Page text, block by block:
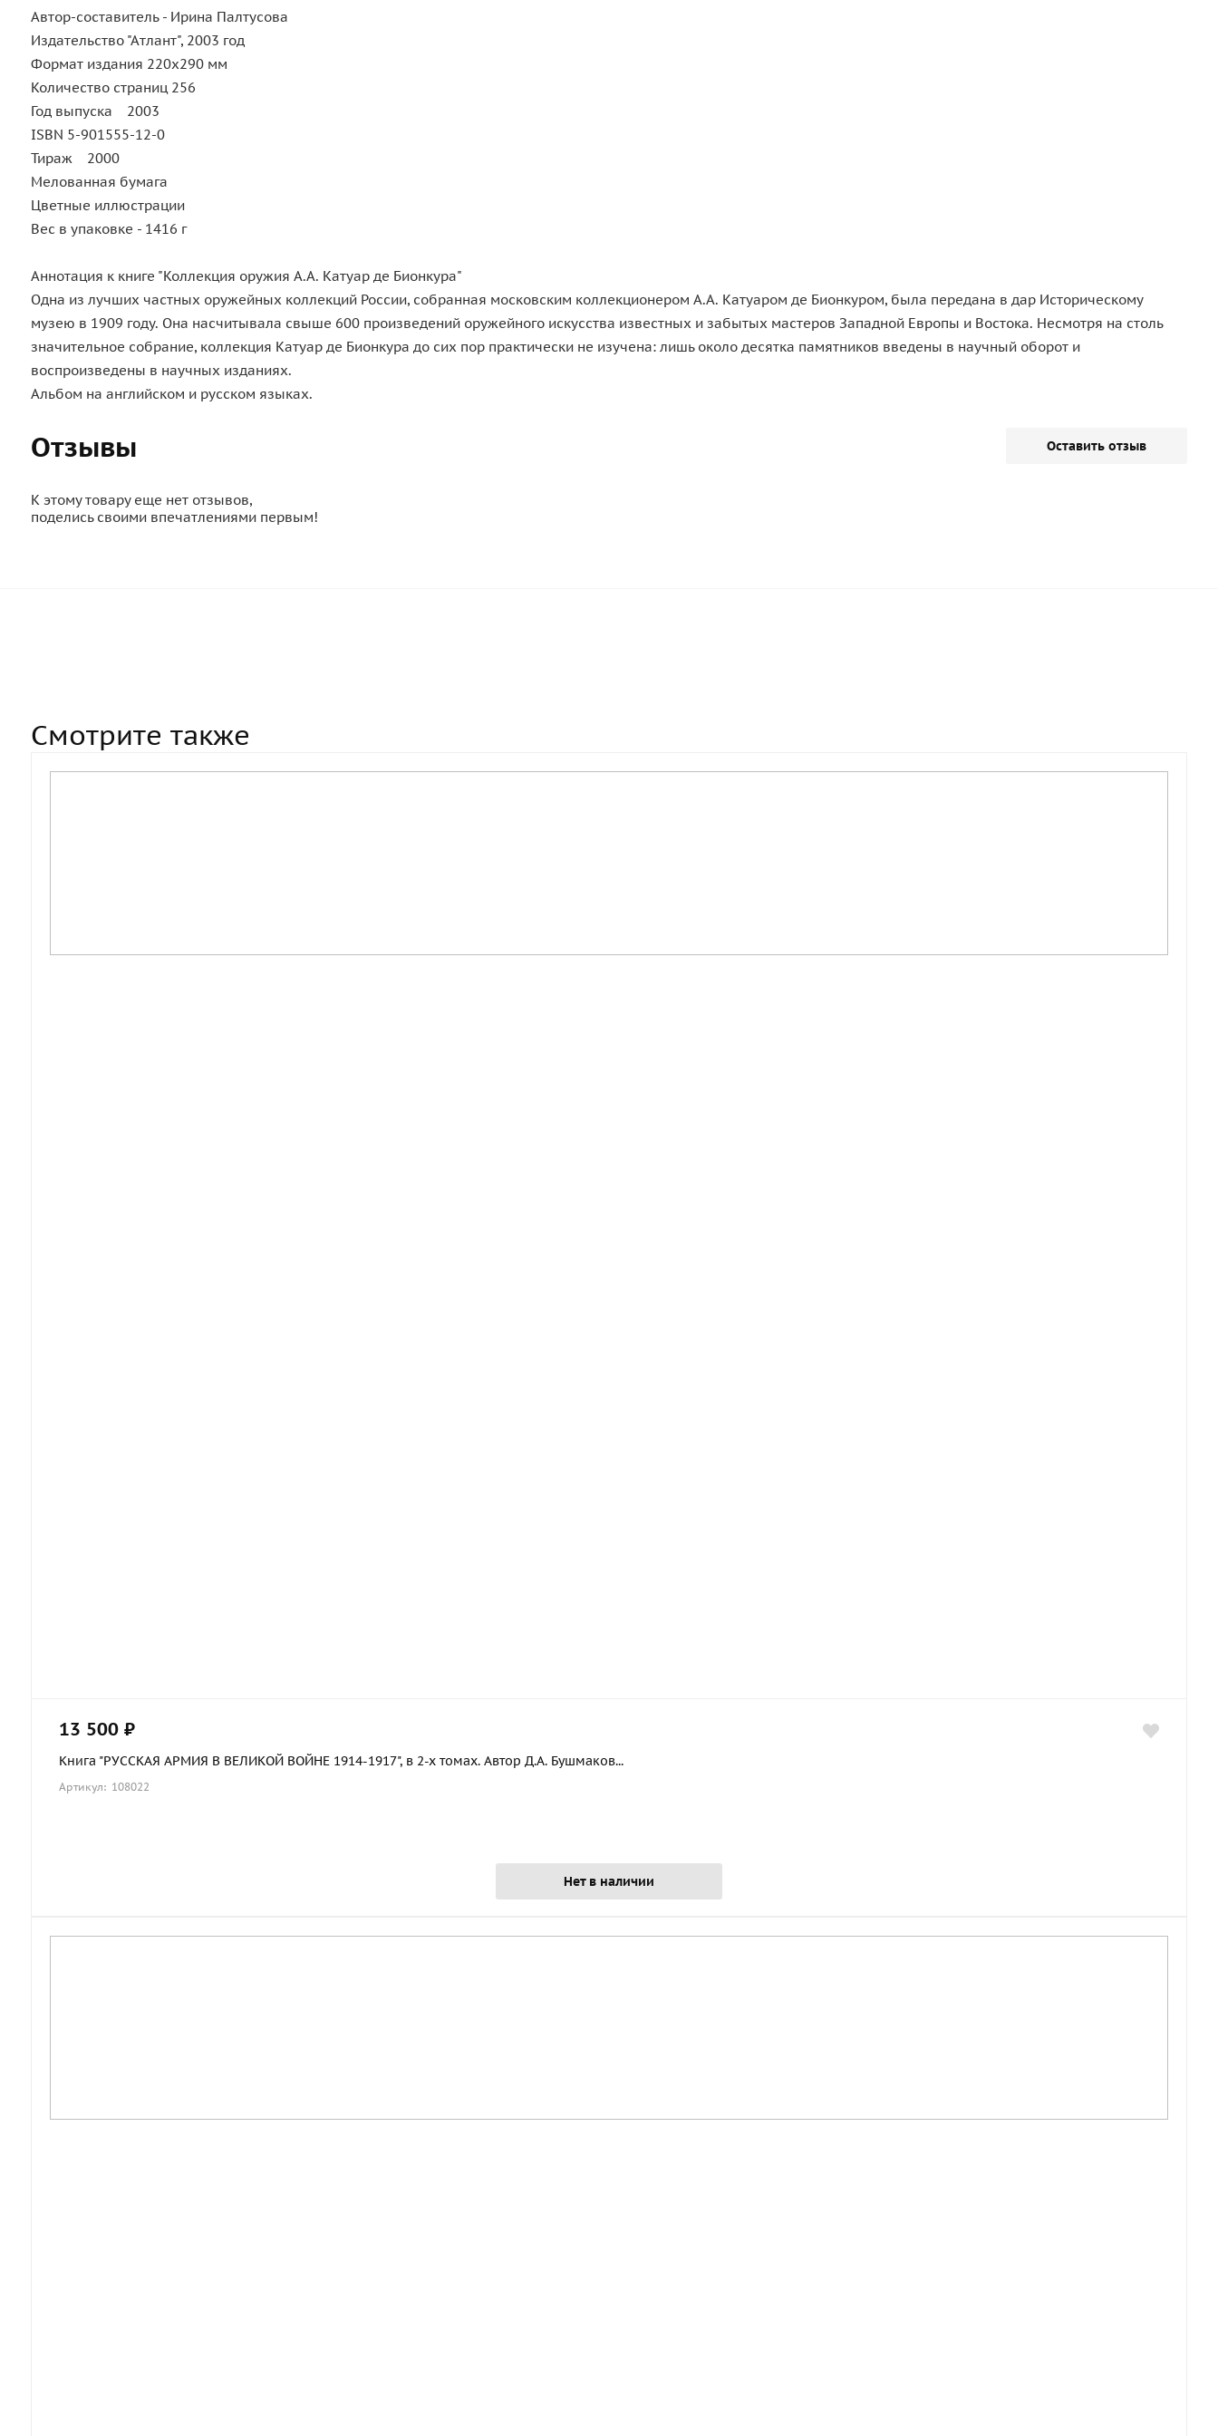
Автор-составитель - Ирина Палтусова
Издательство "Атлант", 2003 год
Формат издания 220х290 мм
Количество страниц 256
Год выпуска 2003
ISBN 5-901555-12-0
Тираж 2000
Мелованная бумага
Цветные иллюстрации
Вес в упаковке - 1416 г
Аннотация к книге "Коллекция оружия А.А. Катуар де Бионкура"
Одна из лучших частных оружейных коллекций России, собранная московским коллекционером А.А. Катуаром де Бионкуром, была передана в дар Историческому
музею в 1909 году. Она насчитывала свыше 600 произведений оружейного искусства известных и забытых мастеров Западной Европы и Востока. Несмотря на столь
значительное собрание, коллекция Катуар де Бионкура до сих пор практически не изучена: лишь около десятка памятников введены в научный оборот и
воспроизведены в научных изданиях.
Альбом на английском и русском языках.
Отзывы Оставить отзыв
К этому товару еще нет отзывов,
поделись своими впечатлениями первым!
Смотрите также
13 500 ₽
Книга "РУССКАЯ АРМИЯ В ВЕЛИКОЙ ВОЙНЕ 1914-1917", в 2-х томах. Автор Д.А. Бушмаков...
Артикул: 108022
Нет в наличии